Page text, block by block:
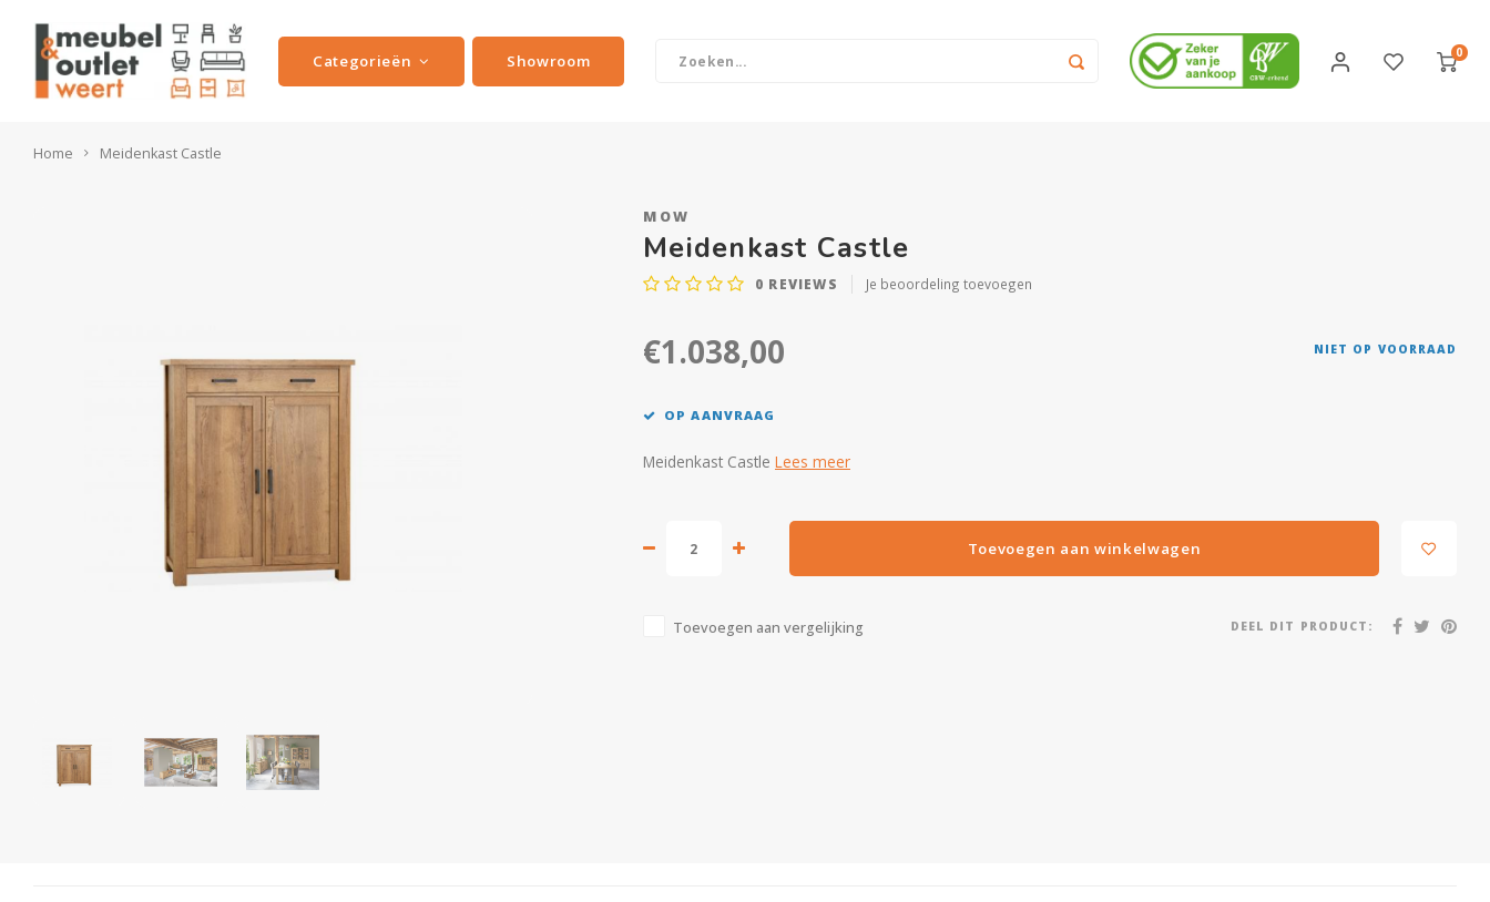
Categorieën Showroom 0
Home Meidenkast Castle
MOW
Meidenkast Castle
0 REVIEWS Je beoordeling toevoegen
€1.038,00 NIET OP VOORRAAD
OP AANVRAAG
Meidenkast Castle Lees meer
Toevoegen aan winkelwagen
Toevoegen aan vergelijking DEEL DIT PRODUCT: